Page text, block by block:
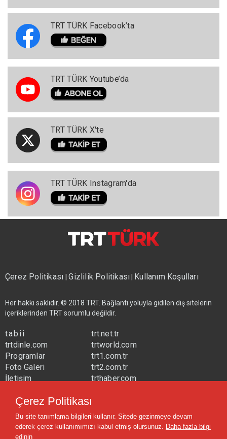
TRT TÜRK Facebook’ta
TRT TÜRK Youtube’da
TRT TÜRK X'te
TRT TÜRK Instagram'da
Çerez Politikası|Gizlilik Politikası| Kullanım Koşulları
Her hakkı saklıdır. © 2018 TRT. Bağlantı yoluyla gidilen dış sitelerin
içeriklerinden TRT sorumlu değildir.
tabii
trtdinle.com
Programlar
Foto Galeri
İletişim
trt.net.tr
trtworld.com
trt1.com.tr
trt2.com.tr
trthaber.com
trtavaz.com.tr
trtmuzik.net.tr
trtcocuk.net.tr
Çerez Politikası
Bu site tanımlama bilgileri kullanır. Sitede gezinmeye devam
ederek çerez kullanımımızı kabul etmiş olursunuz. Daha fazla bilgi
edinin